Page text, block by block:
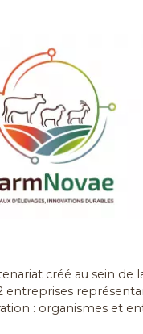
créé au sein de
entreprises
: organismes et